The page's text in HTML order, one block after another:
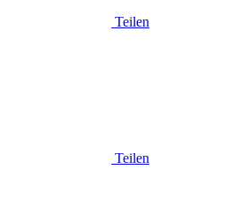
Teilen
Teilen